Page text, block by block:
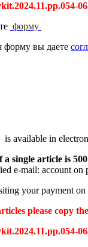
форму
форму вы даете
is available in
a single article is
e-mail: account on
your payment
please copy